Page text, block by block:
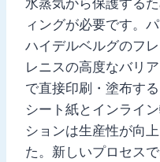
ィングが必要です。
ハイデルベルグのフ
レニスの高度なバリ
で直接印刷・塗布す
シート紙とインライ
ションは生産性が向
た。新しいプロセス